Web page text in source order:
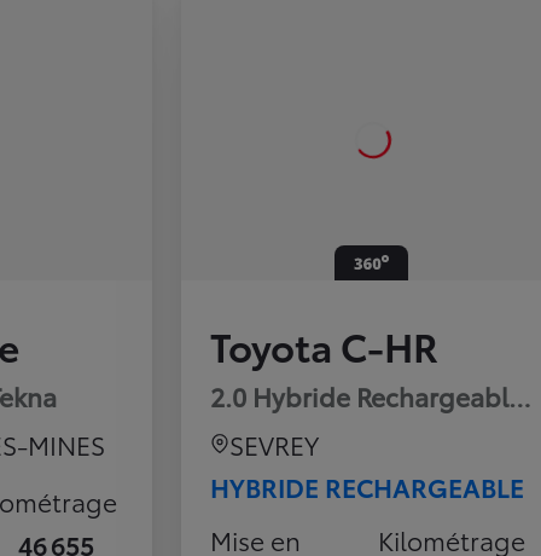
MINES
46 655
Toyota C-HR
2.0 Hybride Rechargeable
SEVREY
HYBRIDE RECHARGEABLE
Mise en
Kilométrage